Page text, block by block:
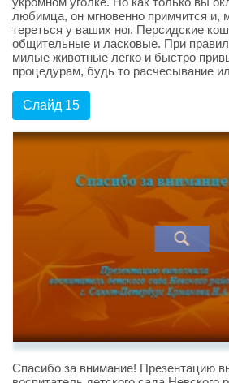
любимца, он мгновенно примчится и,
тереться у ваших ног. Персидские
общительные и ласковые. При
милые животные легко и быстро
процедурам, будь то расчесывание
Слайд 15
Спасибо за внимание! Презентацию